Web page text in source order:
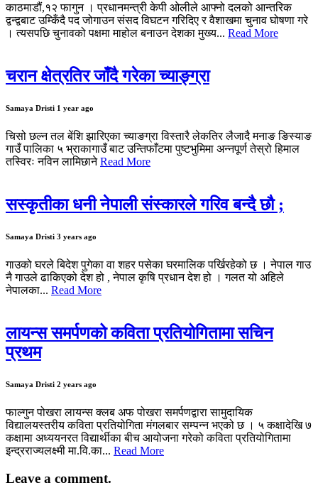
काठमाडौं,१२ फागुन । प्रधानमन्त्री केपी ओलीले आफ्नो दलको आन्तरिक
द्वन्द्वबाट उम्किँदै पद जोगाउन संसद विघटन गरिदिए र वैशाखमा चुनाव घोषणा गरे
। त्यसपछि चुनावको पक्षमा माहोल बनाउन देशका मुख्य... Read More
चरान क्षेत्रतिर जाँदै गरेका च्याङ्ग्रा
Samaya Dristi 1 year ago
चिसो छल्न तल बेंशि झारिएका च्याङग्रा विस्तारै लेकतिर लैजादै मनाङ ङिस्याङ
गाउँ पालिका ५ भ्राकागाउँ बाट उन्तिफाँटमा पुष्टभुमिमा अन्नपूर्ण तेस्रो हिमाल
तस्विरः नविन लामिछानेRead More
सस्कृतीका धनी नेपाली संस्कारले गरिव बन्दै छौ ;
Samaya Dristi 3 years ago
गाउको घरले बिदेश पुगेका वा शहर पसेका घरमालिक पर्खिरहेको छ । नेपाल गाउ
नै गाउले ढाकिएको देश हो , नेपाल कृषि प्रधान देश हो । गलत यो अहिले
नेपालका... Read More
लायन्स समर्पणको कविता प्रतियोगितामा सचिन
प्रथम
Samaya Dristi 2 years ago
फाल्गुन पोखरा लायन्स क्लब अफ पोखरा समर्पणद्वारा सामुदायिक
विद्यालयस्तरीय कविता प्रतियोगिता मंगलबार सम्पन्न भएको छ । ५ कक्षादेखि ७
कक्षामा अध्ययनरत विद्यार्थीका बीच आयोजना गरेको कविता प्रतियोगितामा
इन्द्रराज्यलक्ष्मी मा.वि.का... Read More
Leave a comment.